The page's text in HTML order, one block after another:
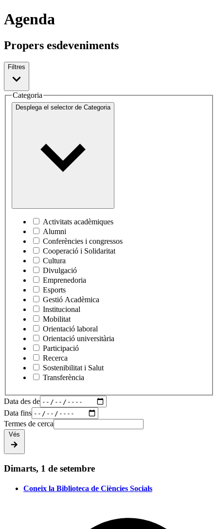
Agenda
Propers esdeveniments
Filtres
Categoria
Desplega el selector de Categoria
Activitats acadèmiques
Alumni
Conferències i congressos
Cooperació i Solidaritat
Cultura
Divulgació
Emprenedoria
Esports
Gestió Acadèmica
Institucional
Mobilitat
Orientació laboral
Orientació universitària
Participació
Recerca
Sostenibilitat i Salut
Transferència
Data des de
Data fins
Termes de cerca
Vés
Dimarts, 1 de setembre
Coneix la Biblioteca de Ciències Socials